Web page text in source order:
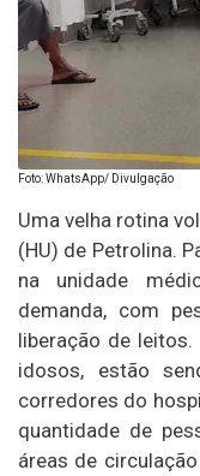
Foto: WhatsApp/ Divulgação
Uma velha rotina
(HU) de Petrolina.
na unidade
demanda, com
liberação de leitos.
idosos, estão
corredores do
quantidade de
áreas de